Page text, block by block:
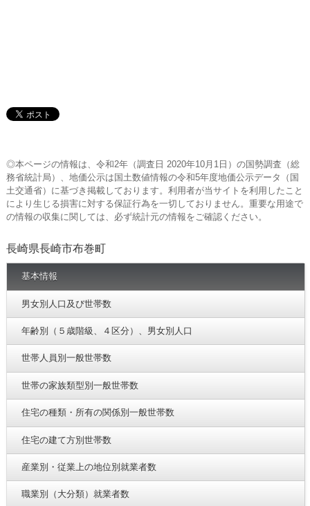
◎本ページの情報は、令和2年（調査日 2020年10月1日）の国勢調査（総
務省統計局）、地価公示は国土数値情報の令和5年度地価公示データ（国
土交通省）に基づき掲載しております。利用者が当サイトを利用したこと
により生じる損害に対する保証行為を一切しておりません。重要な用途で
の情報の収集に関しては、必ず統計元の情報をご確認ください。
長崎県長崎市布巻町
基本情報
男女別人口及び世帯数
年齢別（５歳階級、４区分）、男女別人口
世帯人員別一般世帯数
世帯の家族類型別一般世帯数
住宅の種類・所有の関係別一般世帯数
住宅の建て方別世帯数
産業別・従業上の地位別就業者数
職業別（大分類）就業者数